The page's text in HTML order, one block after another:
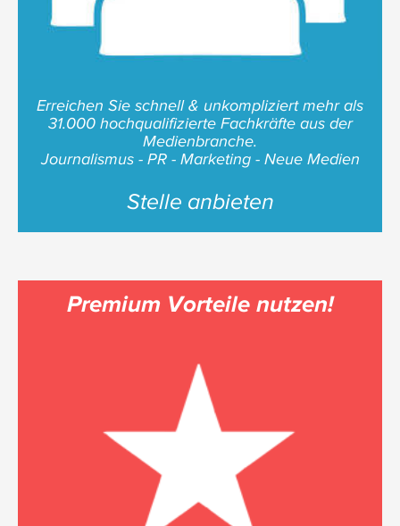
Erreichen Sie schnell & unkompliziert mehr als
31.000 hochqualifizierte Fachkräfte aus der
Medienbranche.
Journalismus - PR - Marketing - Neue Medien
Stelle anbieten
Premium Vorteile nutzen!